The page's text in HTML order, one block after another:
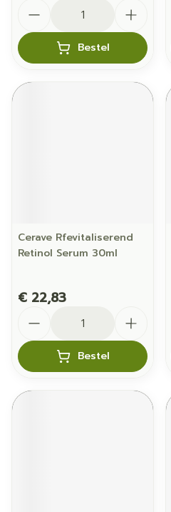
Bestel
Cerave Rfevitaliserend
Retinol Serum 30ml
€ 22,83
Bestel